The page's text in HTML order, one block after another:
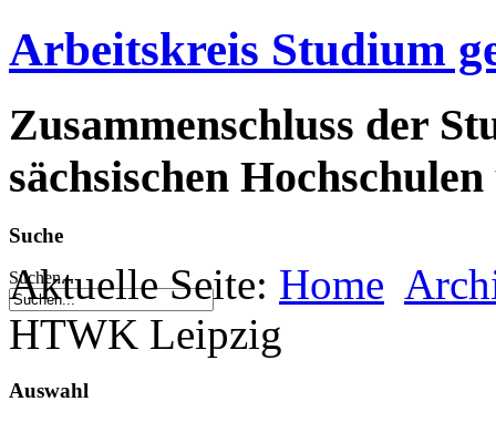
Arbeitskreis Studium
Zusammenschluss der
sächsischen
Suche
Suchen...
Aktuelle Seite: Home
HTWK Leipzig
Auswahl